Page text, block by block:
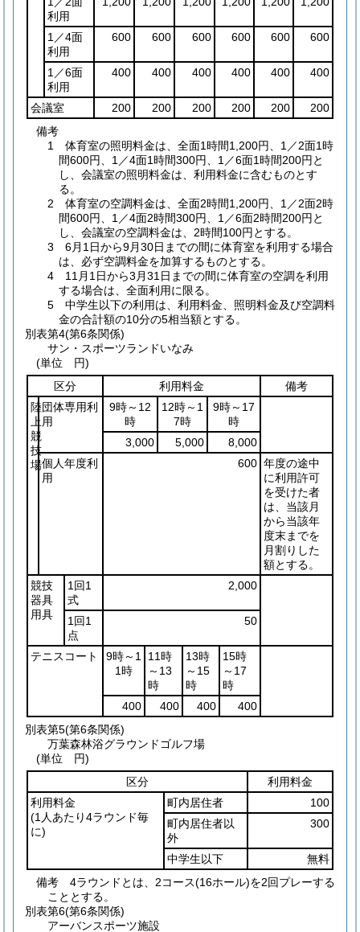
利用
1／4面
利用
600 600 600 600 600 600
1／6面
利用
400 400 400 400 400 400
会議室 200 200 200 200 200
200
備考
1 体育室の照明料金は、全面1時間1,200円、1／2面1時
間600円、1／4面1時間300円、1／6面1時間200円と
し、会議室の照明料金は、利用料金に含むものとす
る。
2 体育室の空調料金は、全面2時間1,200円、1／2面2時
間600円、1／4面2時間300円、1／6面2時間200円と
し、会議室の空調料金は、2時間100円とする。
3 6月1日から9月30日までの間に体育室を利用する場合
は、必ず空調料金を加算するものとする。
4 11月1日から3月31日までの間に体育室の空調を利用
する場合は、全面利用に限る。
5 中学生以下の利用は、利用料金、照明料金及び空調料
金の合計額の10分の5相当額とする。
別表第4(第6条関係)
サン・スポーツランドいなみ
(単位 円)
区分
利用料金
備考
陸
上
競
技
場
団体専用利
用
9時～12
時
12時～1
7時
9時～17
時
3,000
5,000
8,000
個人年度利
用
600 年度の途中
に利用許可
を受けた者
は、当該月
から当該年
度末までを
月割りした
額とする。
競技
器具
用具
1回1
式
2,000
1回1
点
50
テニスコート
9時～1
1時
11時
～13
時
13時
～15
時
15時
～17
時
400
400 400
400
別表第5(第6条関係)
万葉森林浴グラウンドゴルフ場
(単位 円)
区分
利用料金
利用料金
(1人あたり4ラウンド毎
に)
町内居住者
100
町内居住者以
外
300
中学生以下
無料
備考 4ラウンドとは、2コース(16ホール)を2回プレーする
こととする。
別表第6(第6条関係)
アーバンスポーツ施設